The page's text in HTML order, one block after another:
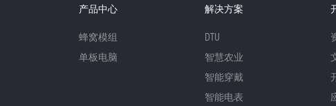
产品中心
蜂窝模组
单板电脑
解决方案
DTU
智慧农业
智能穿戴
智能电表